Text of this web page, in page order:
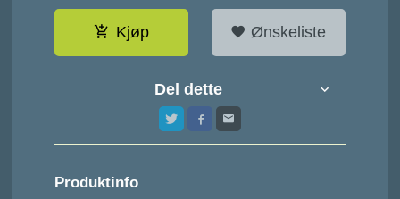
Kjøp Ønskeliste
Del dette
Produktinfo